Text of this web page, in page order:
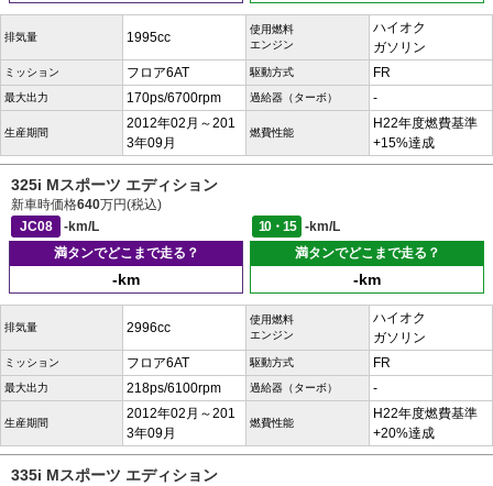
排気量 1995cc
使用燃料
エンジン
ハイオク
ガソリン
ミッション フロア6AT 駆動方式 FR
最大出力 170ps/6700rpm 過給器（ターボ） -
生産期間
2012年02月～201
3年09月
燃費性能
H22年度燃費基準
+15%達成
325i Mスポーツ エディション
新車時価格640万円(税込)
JC08
-km/L 10・15
-km/L
満タンでどこまで走る？
-km
満タンでどこまで走る？
-km
排気量 2996cc
使用燃料
エンジン
ハイオク
ガソリン
ミッション フロア6AT 駆動方式 FR
最大出力 218ps/6100rpm 過給器（ターボ） -
生産期間
2012年02月～201
3年09月
燃費性能
H22年度燃費基準
+20%達成
335i Mスポーツ エディション